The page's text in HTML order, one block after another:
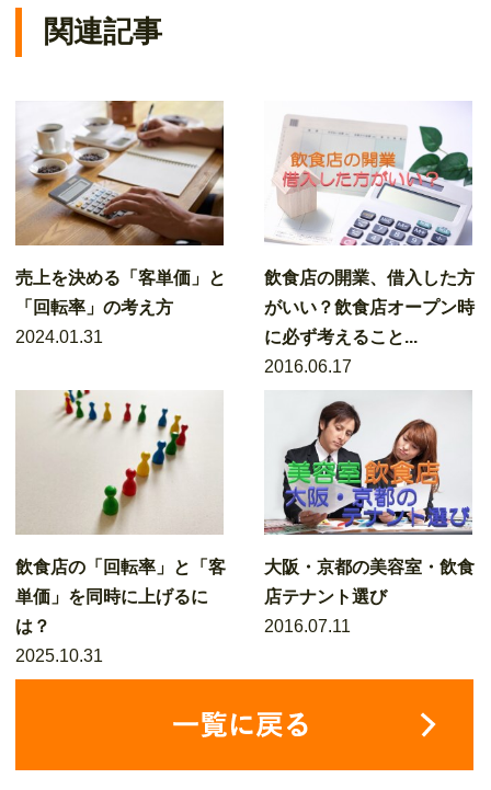
関連記事
売上を決める「客単価」と
「回転率」の考え方
2024.01.31
飲食店の開業、借入した方
がいい？飲食店オープン時
に必ず考えること...
2016.06.17
飲食店の「回転率」と「客
単価」を同時に上げるに
は？
2025.10.31
大阪・京都の美容室・飲食
店テナント選び
2016.07.11